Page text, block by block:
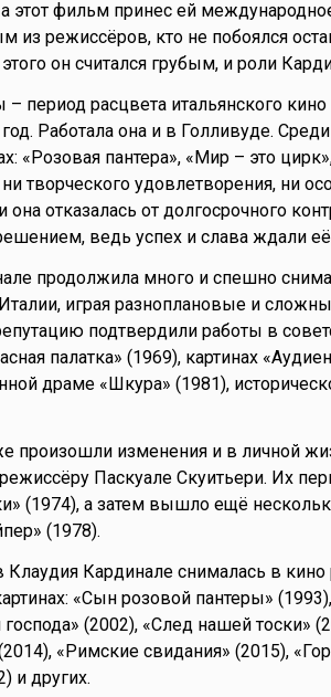
этот фильм принес ей
из режиссёров, кто не побоялся
он считался грубым, и роли
период расцвета итальянского
Работала она и в Голливуде.
«Розовая пантера», «Мир – это
творческого удовлетворения, ни
отказалась от долгосрочного
ведь успех и слава ждали
продолжила много и спешно
играя разноплановые и
подтвердили работы в
палатка» (1969), картинах
драме «Шкура» (1981),
произошли изменения и в личной
Паскуале Скуитьери. Их
(1974), а затем вышло ещё
(1978).
Кардинале снималась в кино
«Сын розовой пантеры»
(2002), «След нашей тоски»
«Римские свидания» (2015),
и других.